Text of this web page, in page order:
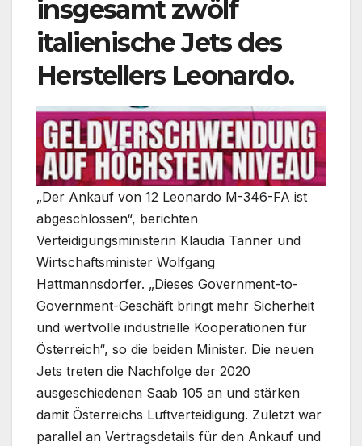
insgesamt zwölf
italienische Jets des
Herstellers Leonardo.
„Der Ankauf von 12 Leonardo M-346-FA ist
abgeschlossen“, berichten
Verteidigungsministerin Klaudia Tanner und
Wirtschaftsminister Wolfgang
Hattmannsdorfer. „Dieses Government-to-
Government-Geschäft bringt mehr Sicherheit
und wertvolle industrielle Kooperationen für
Österreich“, so die beiden Minister. Die neuen
Jets treten die Nachfolge der 2020
ausgeschiedenen Saab 105 an und stärken
damit Österreichs Luftverteidigung. Zuletzt war
parallel an Vertragsdetails für den Ankauf und